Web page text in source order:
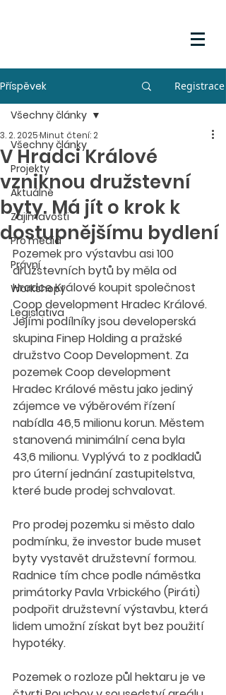
Příspěvek Registrace
Všechny články
Projekty
Aktuálně
Zajímavosti
Pro média
Právní
Workshopy
Legislativa
Všechny články
V Hradci Králové
vzniknou družstevní
byty. Má jít o krok k
dostupnějšímu bydlení
3. 2. 2025Minut čtení: 2
Pozemek pro výstavbu asi 100
družstevních bytů by měla od
Hradce Králové koupit společnost
Coop development Hradec Králové.
Jejími podílníky jsou developerská
skupina Finep Holding a pražské
družstvo Coop Development. Za
pozemek Coop development
Hradec Králové městu jako jediný
zájemce ve výběrovém řízení
nabídla 46,5 milionu korun. Městem
stanovená minimální cena byla
43,6 milionu. Vyplývá to z podkladů
pro úterní jednání zastupitelstva,
které bude prodej schvalovat.
Pro prodej pozemku si město dalo
podmínku, že investor bude muset
byty vystavět družstevní formou.
Radnice tím chce podle náměstka
primátorky Pavla Vrbického (Piráti)
podpořit družstevní výstavbu, která
lidem umožní získat byt bez použití
hypotéky.
Pozemek o rozloze půl hektaru je ve